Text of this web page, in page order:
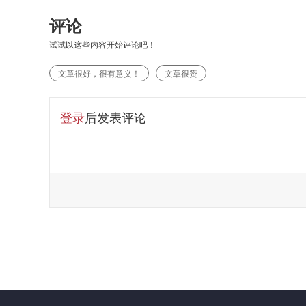
评论
试试以这些内容开始评论吧！
文章很好，很有意义！ 文章很赞
登录后发表评论